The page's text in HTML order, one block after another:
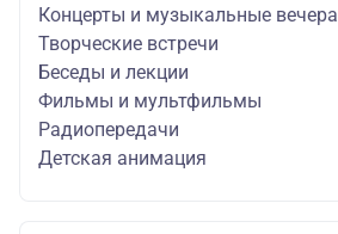
Концерты и музыкальные вечера
Творческие встречи
Беседы и лекции
Фильмы и мультфильмы
Радиопередачи
Детская анимация